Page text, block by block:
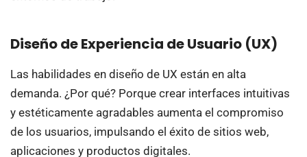
Diseño de Experiencia de Usuario (UX)
Las habilidades en diseño de UX están en alta
demanda. ¿Por qué? Porque crear interfaces intuitivas
y estéticamente agradables aumenta el compromiso
de los usuarios, impulsando el éxito de sitios web,
aplicaciones y productos digitales.